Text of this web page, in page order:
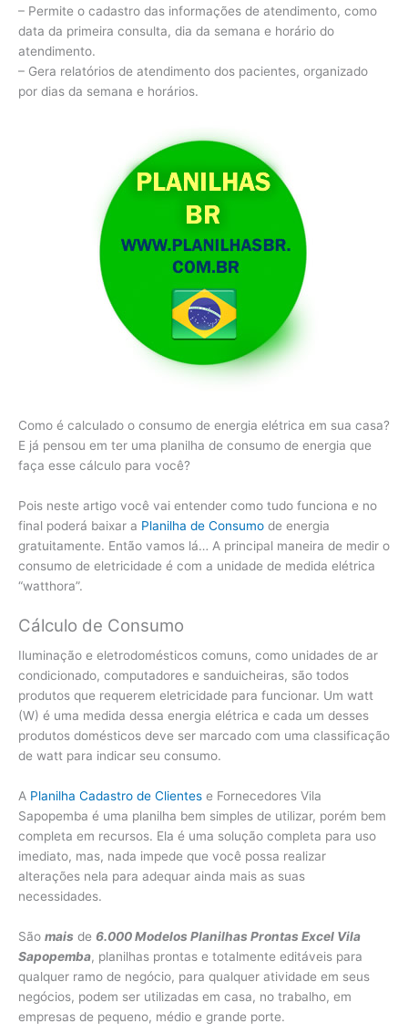
– Permite o cadastro das informações de atendimento, como
data da primeira consulta, dia da semana e horário do
atendimento.
– Gera relatórios de atendimento dos pacientes, organizado
por dias da semana e horários.
Como é calculado o consumo de energia elétrica em sua casa?
E já pensou em ter uma planilha de consumo de energia que
faça esse cálculo para você?
Pois neste artigo você vai entender como tudo funciona e no
final poderá baixar a Planilha de Consumo de energia
gratuitamente. Então vamos lá… A principal maneira de medir o
consumo de eletricidade é com a unidade de medida elétrica
“watthora”.
Cálculo de Consumo
Iluminação e eletrodomésticos comuns, como unidades de ar
condicionado, computadores e sanduicheiras, são todos
produtos que requerem eletricidade para funcionar. Um watt
(W) é uma medida dessa energia elétrica e cada um desses
produtos domésticos deve ser marcado com uma classificação
de watt para indicar seu consumo.
A Planilha Cadastro de Clientes e Fornecedores Vila
Sapopemba é uma planilha bem simples de utilizar, porém bem
completa em recursos. Ela é uma solução completa para uso
imediato, mas, nada impede que você possa realizar
alterações nela para adequar ainda mais as suas
necessidades.
São mais de 6.000 Modelos Planilhas Prontas Excel Vila
Sapopemba, planilhas prontas e totalmente editáveis para
qualquer ramo de negócio, para qualquer atividade em seus
negócios, podem ser utilizadas em casa, no trabalho, em
empresas de pequeno, médio e grande porte.